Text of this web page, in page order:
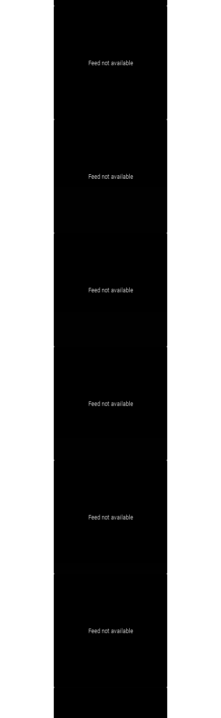
Feed not available
Feed not available
Feed not available
Feed not available
Feed not available
Feed not available